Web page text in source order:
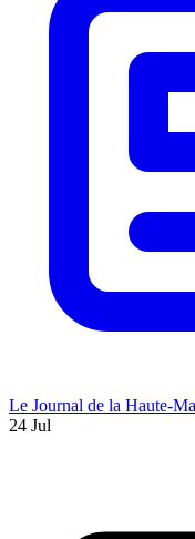
Le Journal de la Haute-
24 Jul